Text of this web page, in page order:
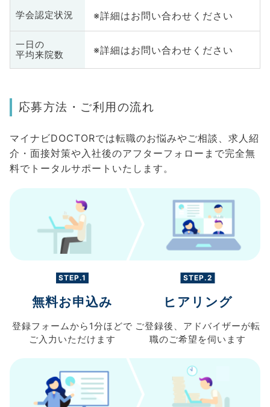
学会認定状況 ※詳細はお問い合わせください
一日の
平均来院数
※詳細はお問い合わせください
応募方法・ご利用の流れ
マイナビDOCTORでは転職のお悩みやご相談、求人紹
介・面接対策や入社後のアフターフォローまで完全無
料でトータルサポートいたします。
STEP.1
無料お申込み
登録フォームから 1分ほどで
ご入力 いただけます
STEP.2
ヒアリング
ご登録後、 アドバイザーが転
職のご希望を伺います